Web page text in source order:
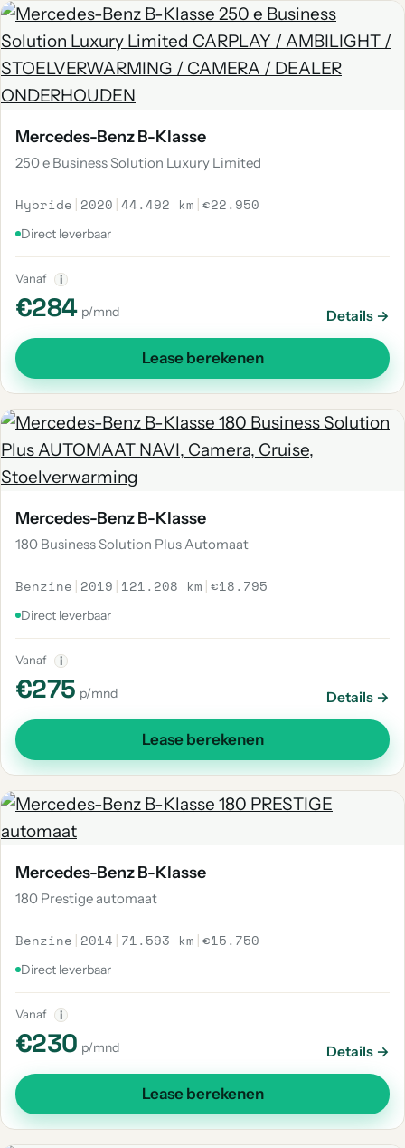
Mercedes-Benz B-Klasse
250 e Business Solution Luxury Limited
Hybride | 2020 |44.492 km |€22.950
Direct leverbaar
Vanaf i
€284 p/mnd Details →
Lease berekenen
Mercedes-Benz B-Klasse
180 Business Solution Plus Automaat
Benzine | 2019 | 121.208 km |€18.795
Direct leverbaar
Vanaf i
€275 p/mnd Details →
Lease berekenen
Mercedes-Benz B-Klasse
180 Prestige automaat
Benzine | 2014 | 71.593 km |€15.750
Direct leverbaar
Vanaf i
€230 p/mnd Details →
Lease berekenen